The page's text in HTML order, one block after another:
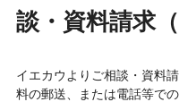
談・資料請求（
イエカウよりご相談・資料
料の郵送、または電話等で